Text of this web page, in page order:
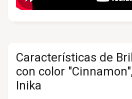
Características de
con color
Inika